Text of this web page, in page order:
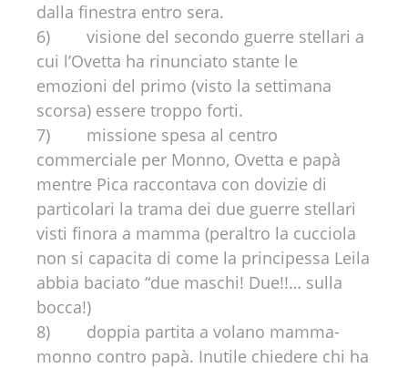
dalla finestra entro sera.
6) visione del secondo guerre stellari a
cui l’Ovetta ha rinunciato stante le
emozioni del primo (visto la settimana
scorsa) essere troppo forti.
7) missione spesa al centro
commerciale per Monno, Ovetta e papà
mentre Pica raccontava con dovizie di
particolari la trama dei due guerre stellari
visti finora a mamma (peraltro la cucciola
non si capacita di come la principessa Leila
abbia baciato “due maschi! Due!!… sulla
bocca!)
8) doppia partita a volano mamma-
monno contro papà. Inutile chiedere chi ha